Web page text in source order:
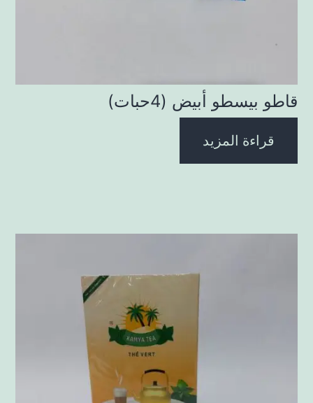
قاطو بيسطو أبيض (4حبات)
قراءة المزيد